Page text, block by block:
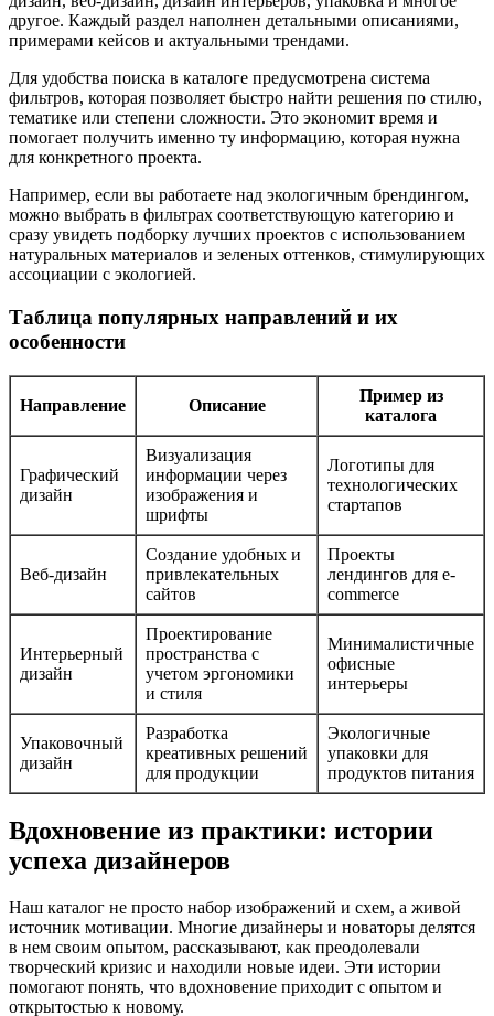
другое. Каждый раздел наполнен детальными описаниями,
примерами кейсов и актуальными трендами.
Для удобства поиска в каталоге предусмотрена система
фильтров, которая позволяет быстро найти решения по стилю,
тематике или степени сложности. Это экономит время и
помогает получить именно ту информацию, которая нужна
для конкретного проекта.
Например, если вы работаете над экологичным брендингом,
можно выбрать в фильтрах соответствующую категорию и
сразу увидеть подборку лучших проектов с использованием
натуральных материалов и зеленых оттенков, стимулирующих
ассоциации с экологией.
Таблица популярных направлений и их
особенности
Направление Описание
Пример из
каталога
Графический
дизайн
Визуализация
информации через
изображения и
шрифты
Логотипы для
технологических
стартапов
Веб-дизайн
Создание удобных и
привлекательных
сайтов
Проекты
лендингов для e-
commerce
Интерьерный
дизайн
Проектирование
пространства с
учетом эргономики
и стиля
Минималистичные
офисные
интерьеры
Упаковочный
дизайн
Разработка
креативных решений
для продукции
Экологичные
упаковки для
продуктов питания
Вдохновение из практики: истории
успеха дизайнеров
Наш каталог не просто набор изображений и схем, а живой
источник мотивации. Многие дизайнеры и новаторы делятся
в нем своим опытом, рассказывают, как преодолевали
творческий кризис и находили новые идеи. Эти истории
помогают понять, что вдохновение приходит с опытом и
открытостью к новому.